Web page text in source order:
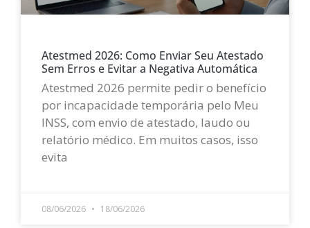
Atestmed 2026: Como Enviar Seu Atestado
Sem Erros e Evitar a Negativa Automática
Atestmed 2026 permite pedir o benefício
por incapacidade temporária pelo Meu
INSS, com envio de atestado, laudo ou
relatório médico. Em muitos casos, isso
evita
08/06/2026 18/06/2026